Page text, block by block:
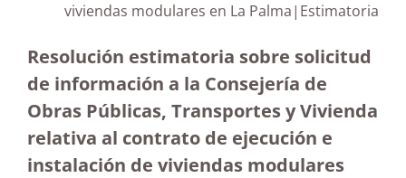
viviendas modulares en La Palma|Estimatoria
Resolución estimatoria sobre solicitud
de información a la Consejería de
Obras Públicas, Transportes y Vivienda
relativa al contrato de ejecución e
instalación de viviendas modulares